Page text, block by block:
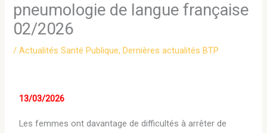
pneumologie de langue française
02/2026
/Actualités Santé Publique,Dernières actualités BTP
13/03/2026
Les femmes ont davantage de difficultés à arrêter de